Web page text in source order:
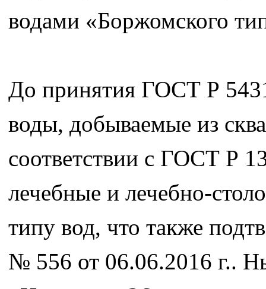
водами «Боржомского
До принятия ГОСТ Р
воды, добываемые из
соответствии с ГОСТ Р
лечебные и лечебно-
типу вод, что также
№ 556 от 06.06.2016 г..